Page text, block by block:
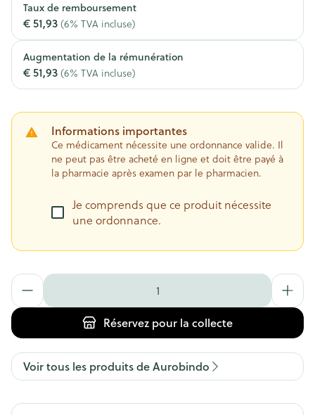
Taux de remboursement
€ 51,93 (6% TVA incluse)
Augmentation de la rémunération
€ 51,93 (6% TVA incluse)
Informations importantes
Ce médicament nécessite une ordonnance valide. Il
ne peut pas être acheté en ligne et doit être payé à
la pharmacie après examen par le pharmacien.
Je comprends que ce produit nécessite
une ordonnance.
Quantité
Réservez pour la collecte
Voir tous les produits de Aurobindo